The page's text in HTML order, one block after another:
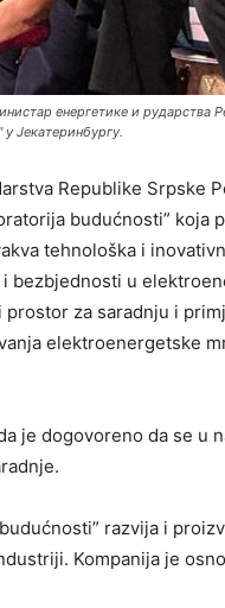
енергетике и рударства
Јекатеринбургу.
Republike Srpske
budućnosti”
tehnološka i
bezbjednosti u
za saradnju i
elektroenergetske
je dogovoreno da se u
razvija i
Kompanija je